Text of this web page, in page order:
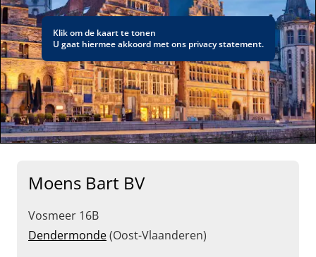
Klik om de kaart te tonen
U gaat hiermee akkoord met ons privacy statement.
Moens Bart BV
Vosmeer 16B
Dendermonde(Oost-Vlaanderen)